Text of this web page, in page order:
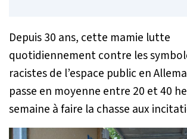
Depuis 30 ans, cette mamie lutte
quotidiennement contre les
racistes de l’espace public en
passe en moyenne entre 20 et 40
semaine à faire la chasse aux